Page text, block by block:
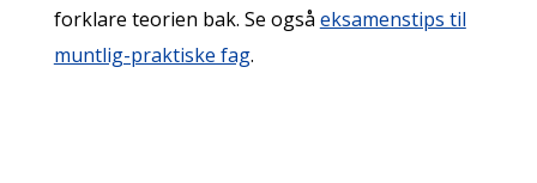
forklare teorien bak. Se også eksamenstips til
muntlig-praktiske fag.